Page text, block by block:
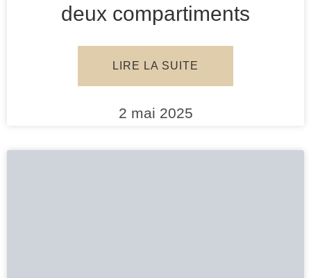
deux compartiments
LIRE LA SUITE
2 mai 2025